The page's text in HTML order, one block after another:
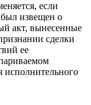
если
извещен о
акт, вынесенные
сделки
ее
исполнительного